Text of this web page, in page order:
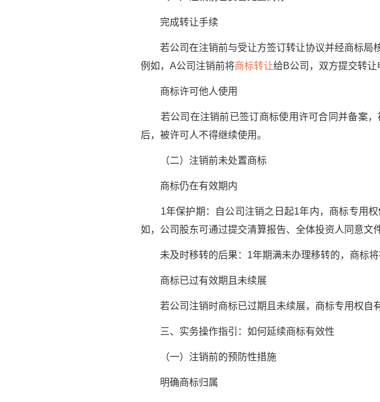
完成转让手续
若公司在注销前与受让方签订转让协议并经商标局核
例如，A公司注销前将商标转让给B公司，双方提交转让
商标许可他人使用
若公司在注销前已签订商标使用许可合同并备案，
后，被许可人不得继续使用。
（二）注销前未处置商标
商标仍在有效期内
1年保护期：自公司注销之日起1年内，商标专用权
如，公司股东可通过提交清算报告、全体投资人同意文
未及时移转的后果：1年期满未办理移转的，商标将
商标已过有效期且未续展
若公司注销时商标已过期且未续展，商标专用权自
三、实务操作指引：如何延续商标有效性
（一）注销前的预防性措施
明确商标归属